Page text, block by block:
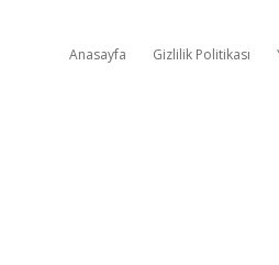
Anasayfa Gizlilik Politikası